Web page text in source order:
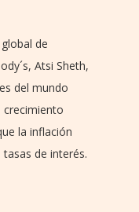
de
Atsi Sheth,
del mundo
crecimiento
la inflación
de interés.